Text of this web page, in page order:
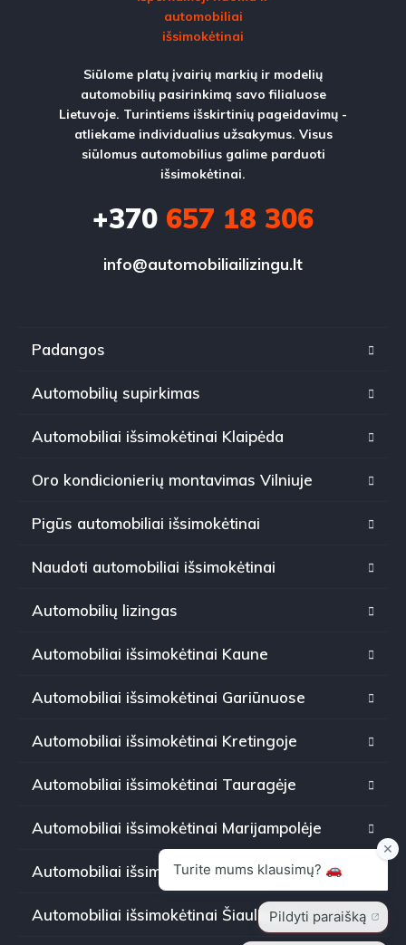
Siūlome platų įvairių markių ir modelių
automobilių pasirinkimą savo filialuose
Lietuvoje. Turintiems išskirtinių pageidavimų -
atliekame individualius užsakymus. Visus
siūlomus automobilius galime parduoti
išsimokėtinai.
+370 657 18 306
info@automobiliailizingu.lt
Padangos
Automobilių supirkimas
Automobiliai išsimokėtinai Klaipėda
Oro kondicionierių montavimas Vilniuje
Pigūs automobiliai išsimokėtinai
Naudoti automobiliai išsimokėtinai
Automobilių lizingas
Automobiliai išsimokėtinai Kaune
Automobiliai išsimokėtinai Gariūnuose
Automobiliai išsimokėtinai Kretingoje
Automobiliai išsimokėtinai Tauragėje
Automobiliai išsimokėtinai Marijampolėje
Automobiliai išsimokėtinai Panevėžyje
Automobiliai išsimokėtinai Šiauliuose